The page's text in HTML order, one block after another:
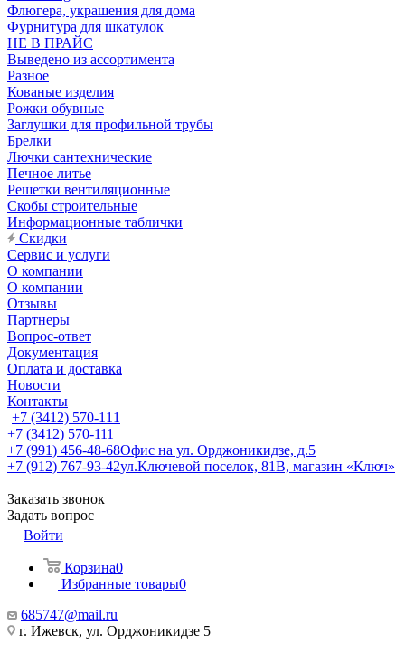
Флюгера, украшения для дома
Фурнитура для шкатулок
НЕ В ПРАЙС
Выведено из ассортимента
Разное
Кованые изделия
Рожки обувные
Заглушки для профильной трубы
Брелки
Лючки сантехнические
Печное литье
Решетки вентиляционные
Скобы строительные
Информационные таблички
Скидки
Сервис и услуги
О компании
О компании
Отзывы
Партнеры
Вопрос-ответ
Документация
Оплата и доставка
Новости
Контакты
+7 (3412) 570-111
+7 (3412) 570-111
+7 (991) 456-48-68Офис на ул. Орджоникидзе, д.5
+7 (912) 767-93-42ул.Ключевой поселок, 81В, магазин «Ключ»
Заказать звонок
Задать вопрос
Войти
Корзина0
Избранные товары0
685747@mail.ru
г. Ижевск, ул. Орджоникидзе 5